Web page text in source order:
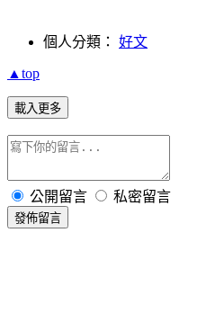
個人分類： 好文
▲top
載入更多
公開留言 私密留言
發佈留言